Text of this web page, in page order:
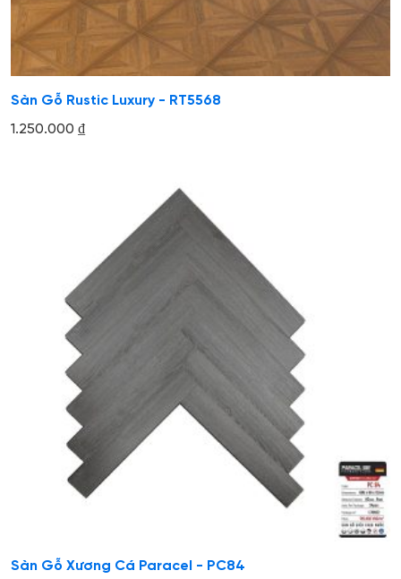
Sàn Gỗ Rustic Luxury - RT5568
1.250.000 ₫
Sàn Gỗ Xương Cá Paracel - PC84